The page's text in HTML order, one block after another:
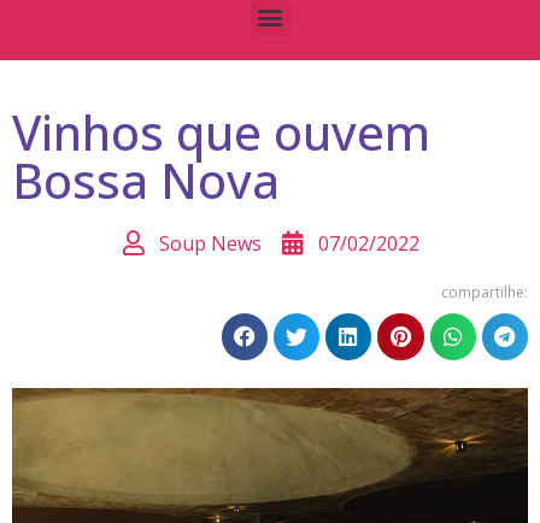
Vinhos que ouvem
Bossa Nova
Soup News 07/02/2022
compartilhe: